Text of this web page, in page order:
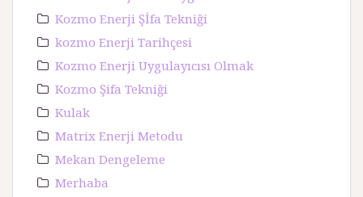
Kozmo Enerji Şİfa Tekniği
kozmo Enerji Tarihçesi
Kozmo Enerji Uygulayıcısı Olmak
Kozmo Şifa Tekniği
Kulak
Matrix Enerji Metodu
Mekan Dengeleme
Merhaba